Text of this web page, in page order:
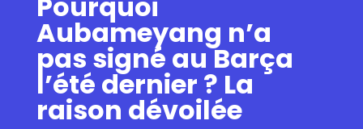
Aubameyang n’a
pas signé au Barça
l’été dernier ? La
raison dévoilée